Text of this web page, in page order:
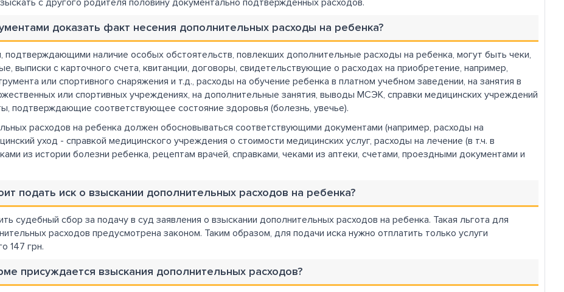
с другого родителя половину документально подтвержденных расходов.
доказать факт несения дополнительных расходы на ребенка?
подтверждающими наличие особых обстоятельств, повлекших дополнительные расходы на ребенка, могут быть чеки,
выписки с карточного счета, квитанции, договоры, свидетельствующие о расходах на приобретение, например,
или спортивного снаряжения и т.д., расходы на обучение ребенка в платном учебном заведении, на занятия в
или спортивных учреждениях, на дополнительные занятия, выводы МСЭК, справки медицинских учреждений
подтверждающие соответствующее состояние здоровья (болезнь, увечье).
расходов на ребенка должен обосновываться соответствующими документами (например, расходы на
уход - справкой медицинского учреждения о стоимости медицинских услуг, расходы на лечение (в т.ч. в
из истории болезни ребенка, рецептам врачей, справками, чеками из аптеки, счетами, проездными документами и
подать иск о взыскании дополнительных расходов на ребенка?
судебный сбор за подачу в суд заявления о взыскании дополнительных расходов на ребенка. Такая льгота для
расходов предусмотрена законом. Таким образом, для подачи иска нужно отплатить только услуги
147 грн.
присуждается взыскания дополнительных расходов?